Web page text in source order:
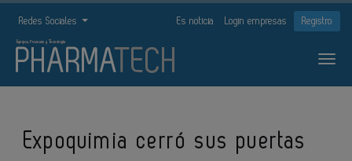
Redes Sociales Es noticia Login empresas Registro
Expoquimia cerró sus puertas